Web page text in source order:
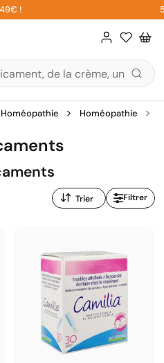
5%
Homéopathie
Trier
par
Filtrer